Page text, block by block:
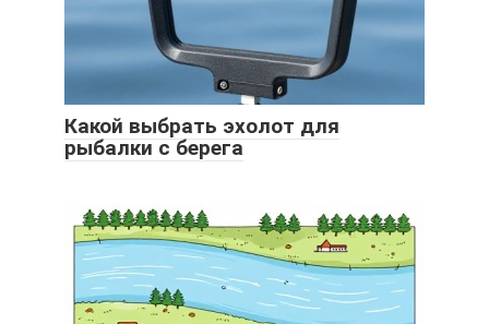
Какой выбрать эхолот для
рыбалки с берега